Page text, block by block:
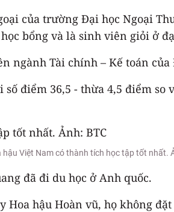
của trường Đại học Ngoại
bổng và là sinh viên giỏi ở
ngành Tài chính – Kế toán
điểm 36,5 - thừa 4,5 điểm
Việt Nam có thành tích học tập tốt nhất.
đã đi du học ở Anh quốc.
hậu Hoàn vũ, họ không